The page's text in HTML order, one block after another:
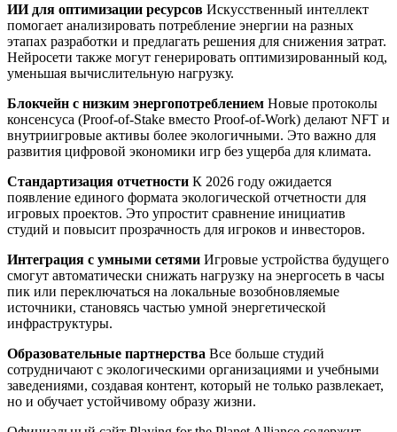
ИИ для оптимизации ресурсов Искусственный интеллект
помогает анализировать потребление энергии на разных
этапах разработки и предлагать решения для снижения затрат.
Нейросети также могут генерировать оптимизированный код,
уменьшая вычислительную нагрузку.
Блокчейн с низким энергопотреблением Новые протоколы
консенсуса (Proof-of-Stake вместо Proof-of-Work) делают NFT и
внутриигровые активы более экологичными. Это важно для
развития цифровой экономики игр без ущерба для климата.
Стандартизация отчетности К 2026 году ожидается
появление единого формата экологической отчетности для
игровых проектов. Это упростит сравнение инициатив
студий и повысит прозрачность для игроков и инвесторов.
Интеграция с умными сетями Игровые устройства будущего
смогут автоматически снижать нагрузку на энергосеть в часы
пик или переключаться на локальные возобновляемые
источники, становясь частью умной энергетической
инфраструктуры.
Образовательные партнерства Все больше студий
сотрудничают с экологическими организациями и учебными
заведениями, создавая контент, который не только развлекает,
но и обучает устойчивому образу жизни.